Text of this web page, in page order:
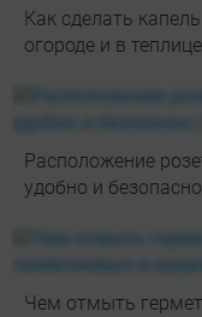
Как сделать
огороде и в теплице
Расположение
удобно и
Чем отмыть